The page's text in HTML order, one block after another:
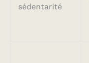
sédentarité